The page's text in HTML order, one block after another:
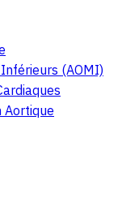
(AOMI)
Aortique